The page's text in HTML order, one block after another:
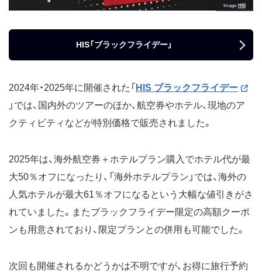
Image HIS
HIS「ブラックフライデー」
2024年・2025年に開催された「 HIS ブラックフライデー
」では、国内外のツアーのほか、航空券やホテル、現地のア
クティビティなどが特別価格で販売されました。
2025年は、海外航空券＋ホテルプラン購入でホテル代が最
大50％オフになったり、「海外ホテルプラン」では、海外の
人気ホテルが最大61％オフになるという大幅な値引きがさ
れていました。またブラックフライデー限定の高額クーポ
ンも用意されており、限定プランとの併用も可能でした。
次回も開催されるかどうかは不明ですが、お得に旅行予約